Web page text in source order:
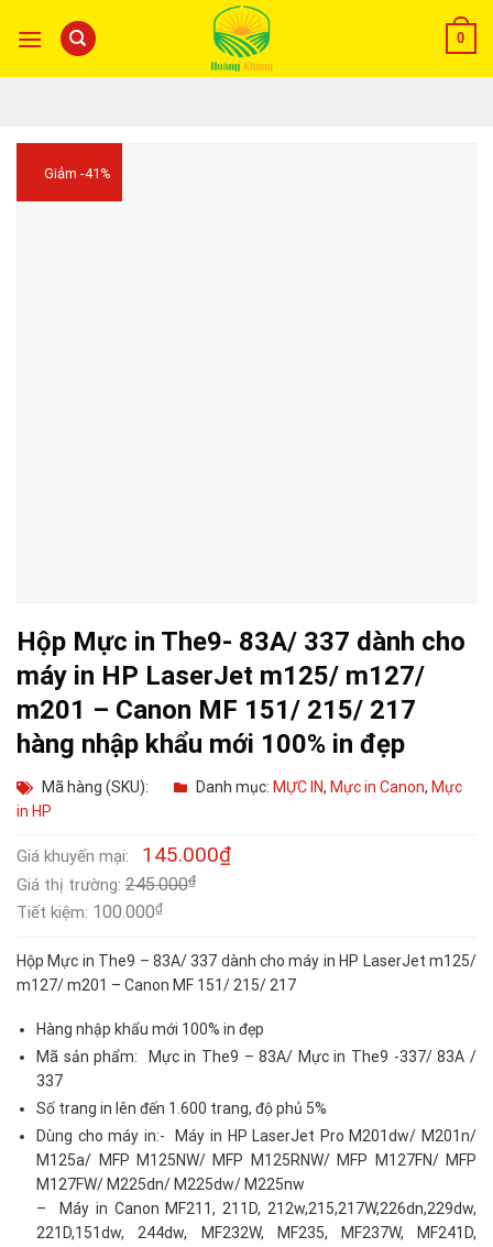
0
Giảm -41%
Hộp Mực in The9- 83A/ 337 dành cho
máy in HP LaserJet m125/ m127/
m201 – Canon MF 151/ 215/ 217
hàng nhập khẩu mới 100% in đẹp
Mã hàng (SKU): Danh mục: MỰC IN, Mực in Canon, Mực
in HP
Giá khuyến mại: 145.000₫
Giá thị trường: 245.000₫
Tiết kiệm: 100.000₫
Hộp Mực in The9 – 83A/ 337 dành cho máy in HP LaserJet m125/
m127/ m201 – Canon MF 151/ 215/ 217
Hàng nhập khẩu mới 100% in đẹp
Mã sản phẩm: Mực in The9 – 83A/ Mực in The9 -337/ 83A /
337
Số trang in lên đến 1.600 trang, độ phủ 5%
Dùng cho máy in:- Máy in HP LaserJet Pro M201dw/ M201n/
M125a/ MFP M125NW/ MFP M125RNW/ MFP M127FN/ MFP
M127FW/ M225dn/ M225dw/ M225nw
– Máy in Canon MF211, 211D, 212w,215,217W,226dn,229dw,
221D,151dw, 244dw, MF232W, MF235, MF237W, MF241D,